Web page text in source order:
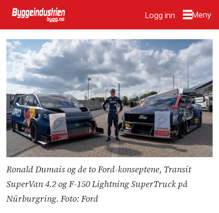
Logg inn
Ronald Dumais og de to Ford-konseptene, Transit
SuperVan 4.2 og F-150 Lightning SuperTruck på
Nürburgring. Foto: Ford